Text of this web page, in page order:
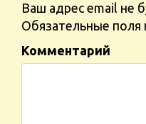
Ваш адрес email не
Обязательные
Комментарий